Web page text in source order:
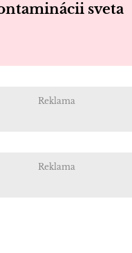
sveta
Reklama
Reklama